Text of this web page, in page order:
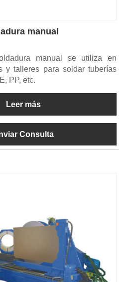
manual
manual se utiliza en
y talleres para soldar tuberías
PP, etc.
Leer más
Consulta